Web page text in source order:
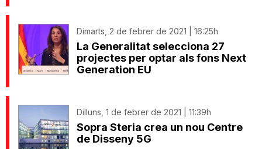
Dimarts, 2 de febrer de 2021 | 16:25h
La Generalitat selecciona 27
projectes per optar als fons Next
Generation EU
Dilluns, 1 de febrer de 2021 | 11:39h
Sopra Steria crea un nou Centre
de Disseny 5G